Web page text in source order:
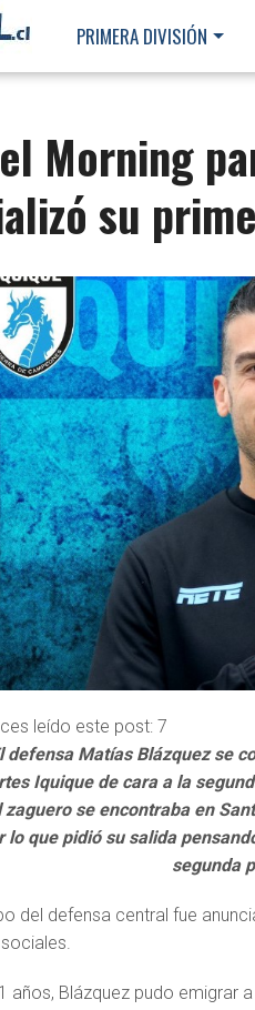
PRIMERA DIVISIÓN
Morning
su
leído este post: 7
defensa Matías Blázquez se
Iquique de cara a la
zaguero se encontraba en
lo que pidió su salida
segunda
del defensa central fue
años, Blázquez pudo emigrar